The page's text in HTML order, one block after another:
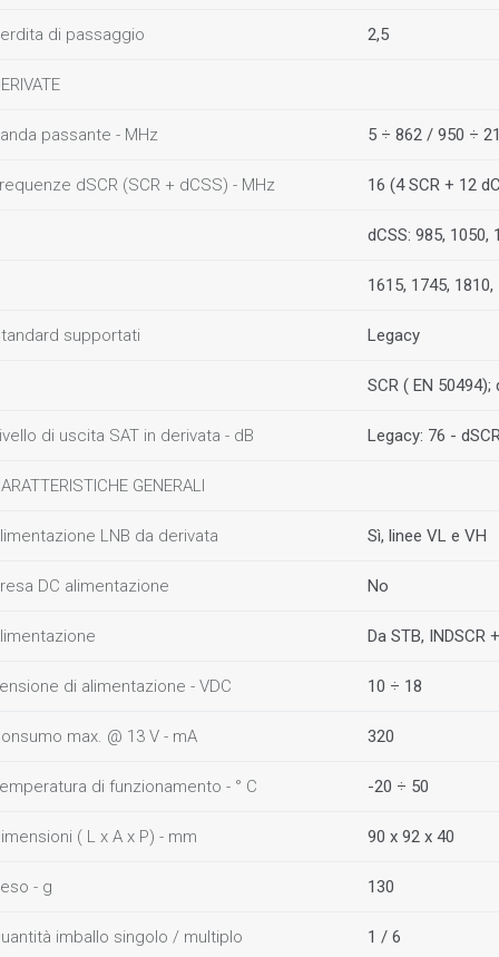
di passaggio 2,5
passante - MHz 5 ÷ 862 / 950 ÷
dSCR (SCR + dCSS) - MHz 16 (4 SCR + 12
dCSS: 985, 1050,
1615, 1745,
supportati Legacy
SCR ( EN 50494);
di uscita SAT in derivata - dB Legacy: 76 -
GENERALI
LNB da derivata Sì, linee VL e VH
DC alimentazione No
Da STB, INDSCR
di alimentazione - VDC 10 ÷ 18
max. @ 13 V - mA 320
di funzionamento - ° C -20 ÷ 50
( L x A x P) - mm 90 x 92 x 40
- g 130
imballo singolo / multiplo 1 / 6